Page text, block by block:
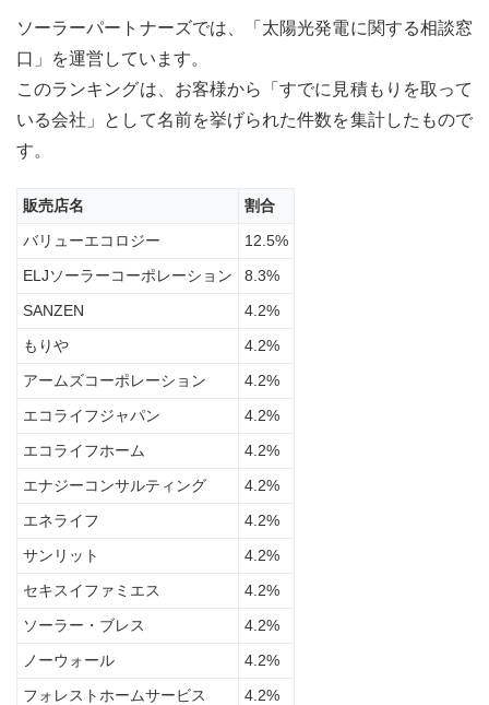
2.1
【茨
城
県】
って
見積
もり
価格
【茨
県】
ソー
パー
ーズ
の優
良施
工店
トワ
約価
ソーラーパートナーズでは、「太陽光発電に関する相談窓
口」を運営しています。
このランキングは、お客様から「すでに見積もりを取って
いる会社」として名前を挙げられた件数を集計したもので
す。
販売店名
割合
バリューエコロジー
12.5%
ELJソーラーコーポレーション
8.3%
SANZEN
4.2%
もりや
4.2%
アームズコーポレーション
4.2%
エコライフジャパン
4.2%
エコライフホーム
4.2%
エナジーコンサルティング
4.2%
エネライフ
4.2%
サンリット
4.2%
セキスイファミエス
4.2%
ソーラー・ブレス
4.2%
ノーウォール
4.2%
フォレストホームサービス
4.2%